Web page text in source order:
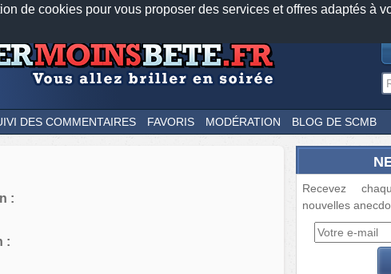
de cookies pour vous proposer des services et offres adaptés à
Nos applications mobiles Newsletter Facebook
TwitterFeeds18877
DES COMMENTAIRES FAVORIS MODÉRATION BLOG DE SCMB
:
:
Recevez
nouvelles